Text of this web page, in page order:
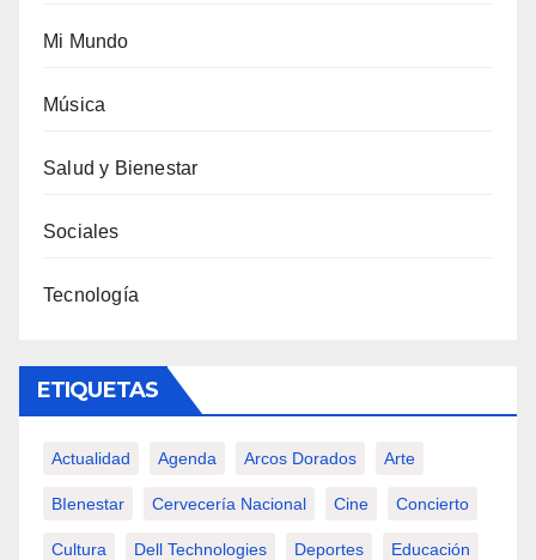
Mi Mundo
Música
Salud y Bienestar
Sociales
Tecnología
ETIQUETAS
Actualidad Agenda Arcos Dorados Arte
BIenestar Cervecería Nacional Cine Concierto
Cultura Dell Technologies Deportes Educación